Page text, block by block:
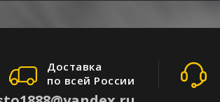
Доставка
по всей России